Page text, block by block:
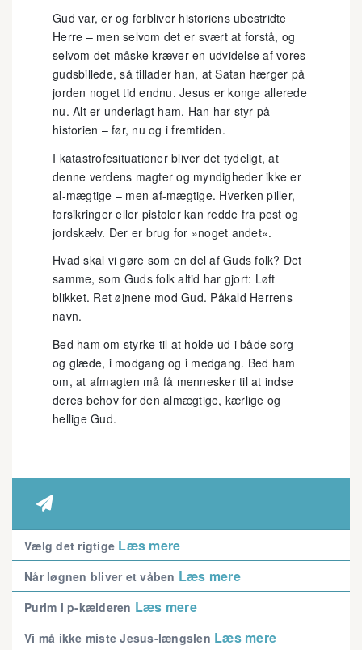
Gud var, er og forbliver historiens ubestridte
Herre – men selvom det er svært at forstå, og
selvom det måske kræver en udvidelse af vores
gudsbillede, så tillader han, at Satan hærger på
jorden noget tid endnu. Jesus er konge allerede
nu. Alt er underlagt ham. Han har styr på
historien – før, nu og i fremtiden.
I katastrofesituationer bliver det tydeligt, at
denne verdens magter og myndigheder ikke er
al-mægtige – men af-mægtige. Hverken piller,
forsikringer eller pistoler kan redde fra pest og
jordskælv. Der er brug for »noget andet«.
Hvad skal vi gøre som en del af Guds folk? Det
samme, som Guds folk altid har gjort: Løft
blikket. Ret øjnene mod Gud. Påkald Herrens
navn.
Bed ham om styrke til at holde ud i både sorg
og glæde, i modgang og i medgang. Bed ham
om, at afmagten må få mennesker til at indse
deres behov for den almægtige, kærlige og
hellige Gud.

Vælg det rigtige Læs mere
Når løgnen bliver et våben Læs mere
Purim i p-kælderen Læs mere
Vi må ikke miste Jesus-længslen Læs mere